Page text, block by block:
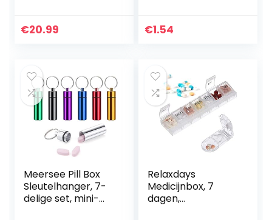
Metalen
€20.99
Mini Pillendoosje
€1.54
Meersee Pill Box
Sleutelhanger, 7-
delige set, mini-
Relaxdays
Medicijnbox, 7
dagen,